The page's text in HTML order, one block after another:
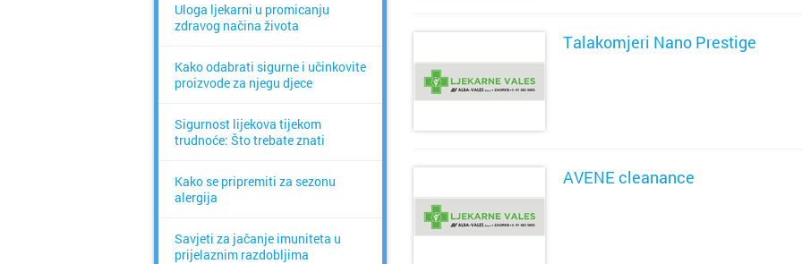
Uloga ljekarni u promicanju
zdravog načina života
Kako odabrati sigurne i učinkovite
proizvode za njegu djece
Sigurnost lijekova tijekom
trudnoće: Što trebate znati
Kako se pripremiti za sezonu
alergija
Savjeti za jačanje imuniteta u
prijelaznim razdobljima
Talakomjeri Nano Prestige
AVENE cleanance